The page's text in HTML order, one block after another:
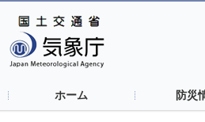
ホーム 防災